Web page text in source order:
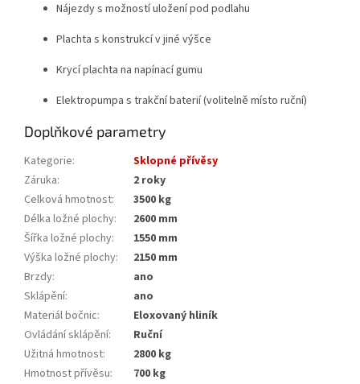
Nájezdy s možností uložení pod podlahu
Plachta s konstrukcí v jiné výšce
Krycí plachta na napínací gumu
Elektropumpa s trakční baterií (volitelně místo ruční)
Doplňkové parametry
Kategorie:
Sklopné přívěsy
Záruka:
2 roky
Celková hmotnost:
3500 kg
Délka ložné plochy:
2600 mm
Šířka ložné plochy:
1550 mm
Výška ložné plochy:
2150 mm
Brzdy:
ano
Sklápění:
ano
Materiál bočnic:
Eloxovaný hliník
Ovládání sklápění:
Ruční
Užitná hmotnost:
2800 kg
Hmotnost přívěsu:
700 kg